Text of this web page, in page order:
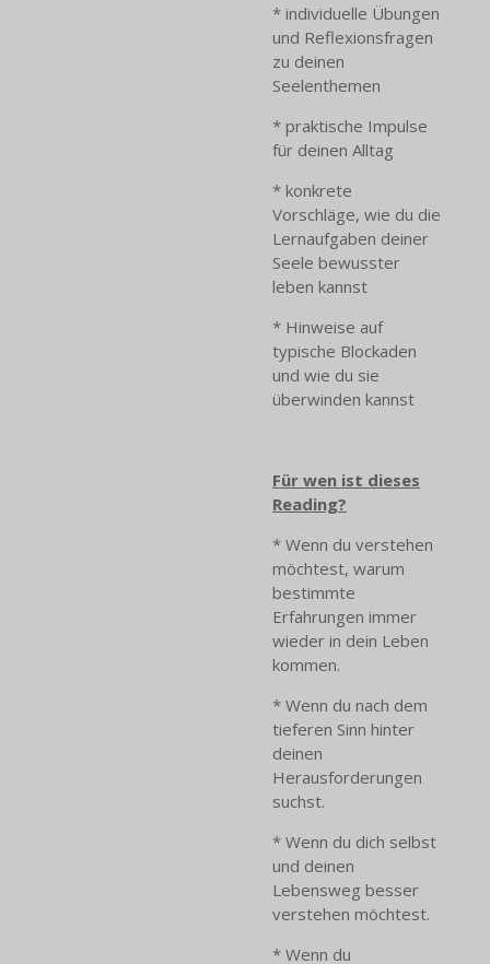
* individuelle Übungen
und Reflexionsfragen
zu deinen
Seelenthemen
* praktische Impulse
für deinen Alltag
* konkrete
Vorschläge, wie du die
Lernaufgaben deiner
Seele bewusster
leben kannst
* Hinweise auf
typische Blockaden
und wie du sie
überwinden kannst
Für wen ist dieses
Reading?
* Wenn du verstehen
möchtest, warum
bestimmte
Erfahrungen immer
wieder in dein Leben
kommen.
* Wenn du nach dem
tieferen Sinn hinter
deinen
Herausforderungen
suchst.
* Wenn du dich selbst
und deinen
Lebensweg besser
verstehen möchtest.
* Wenn du